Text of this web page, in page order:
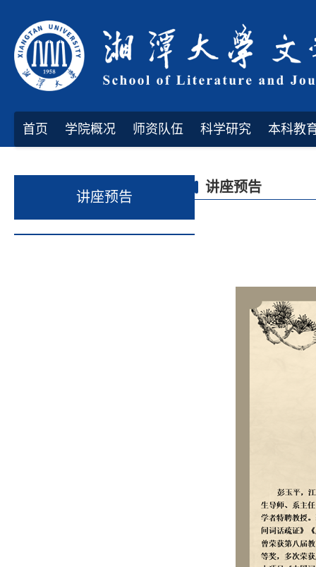
首页 学院概况 师资队伍 科学研究 本科教
讲座预告
讲座预告